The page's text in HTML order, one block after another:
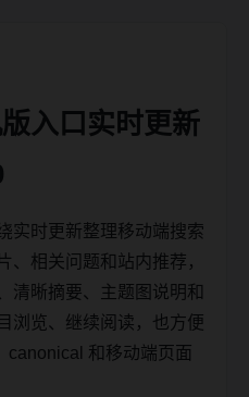
入口实时更新
实时更新整理移动端搜索
、相关问题和站内推荐，
清晰摘要、主题图说明和
浏览、继续阅读，也方便
canonical 和移动端页面